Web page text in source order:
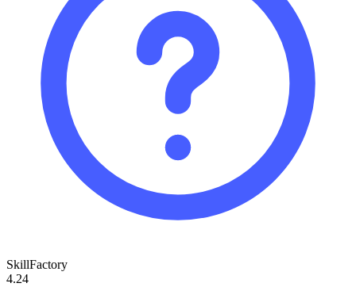
SkillFactory
4.24